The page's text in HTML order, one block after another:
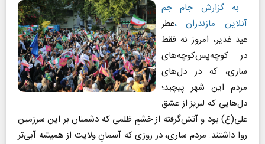
به گزارش جام جم
آنلاین مازندران ،عطر
عید غدیر، امروز نه فقط
در کوچه‌پس‌کوچه‌های
ساری، که در دل‌های
مردم این شهر پیچید؛
دل‌هایی که لبریز از عشق
علی(ع) بود و آتش‌گرفته از خشمِ ظلمی که دشمنان بر این سرزمین
روا داشتند. مردم ساری، در روزی که آسمانِ ولایت از همیشه آبی‌تر